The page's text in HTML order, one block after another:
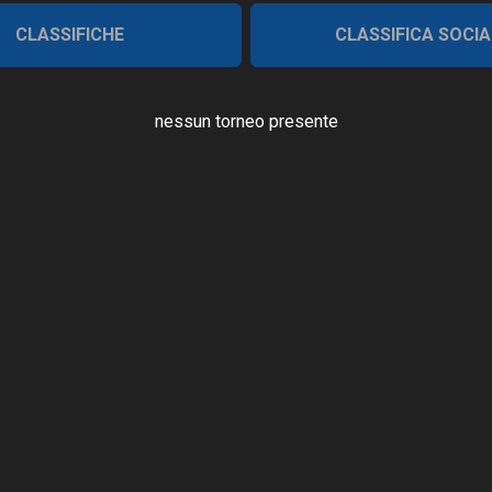
CLASSIFICHE CLASSIFICA
nessun torneo presente